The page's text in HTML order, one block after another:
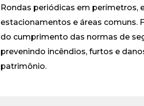
Rondas periódicas em perímetros,
estacionamentos e áreas comuns.
do cumprimento das normas de
prevenindo incêndios, furtos e
patrimônio.